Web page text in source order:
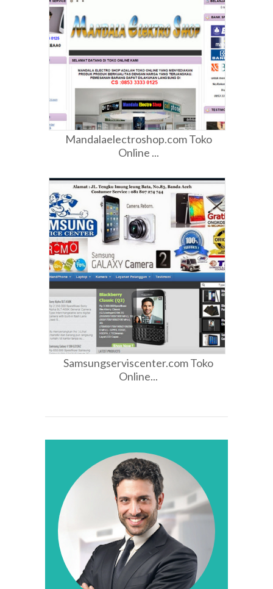
Mandalaelectroshop.com Toko
Online ...
Samsungserviscenter.com Toko
Online...